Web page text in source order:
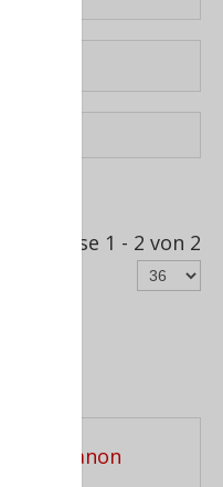
Ergebnisse 1 - 2 von 2